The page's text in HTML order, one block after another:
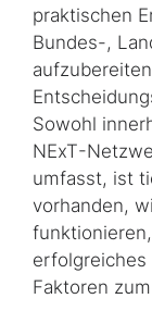
praktischen
Bundes-,
Sowohl
NExT-
umfasst, ist
vorhanden,
erfolgreiches
Faktoren